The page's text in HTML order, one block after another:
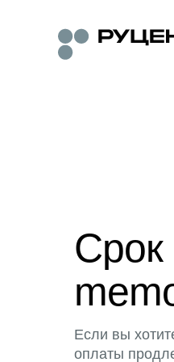
Срок
Если вы
оплаты